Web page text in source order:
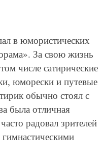
в юмористических
За свою жизнь
числе сатирические
юморески и путевые
обычно стоял с
была отличная
радовал зрителей